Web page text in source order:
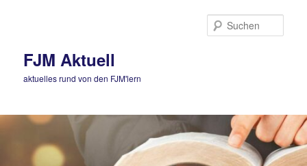
FJM Aktuell
aktuelles rund von den FJM'lern